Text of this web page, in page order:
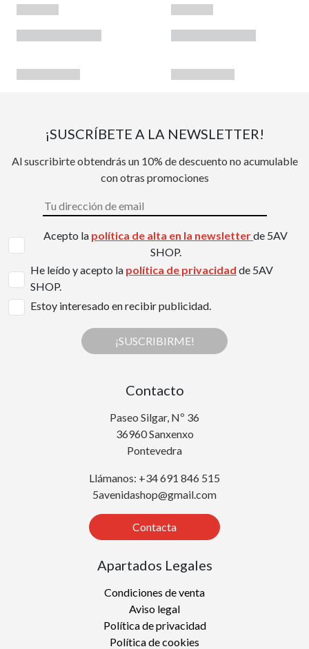
¡SUSCRÍBETE A LA NEWSLETTER!
Al suscribirte obtendrás un 10% de descuento no acumulable
con otras promociones
Acepto la política de alta en la newsletterde 5AV
SHOP.
He leído y acepto la política de privacidad de 5AV
SHOP.
Estoy interesado en recibir publicidad.
¡SUSCRIBIRME!
Contacto
Paseo Silgar, Nº 36
36960 Sanxenxo
Pontevedra
Llámanos: +34 691 846 515
5avenidashop@gmail.com
Contacta
Apartados Legales
Condiciones de venta
Aviso legal
Política de privacidad
Política de cookies